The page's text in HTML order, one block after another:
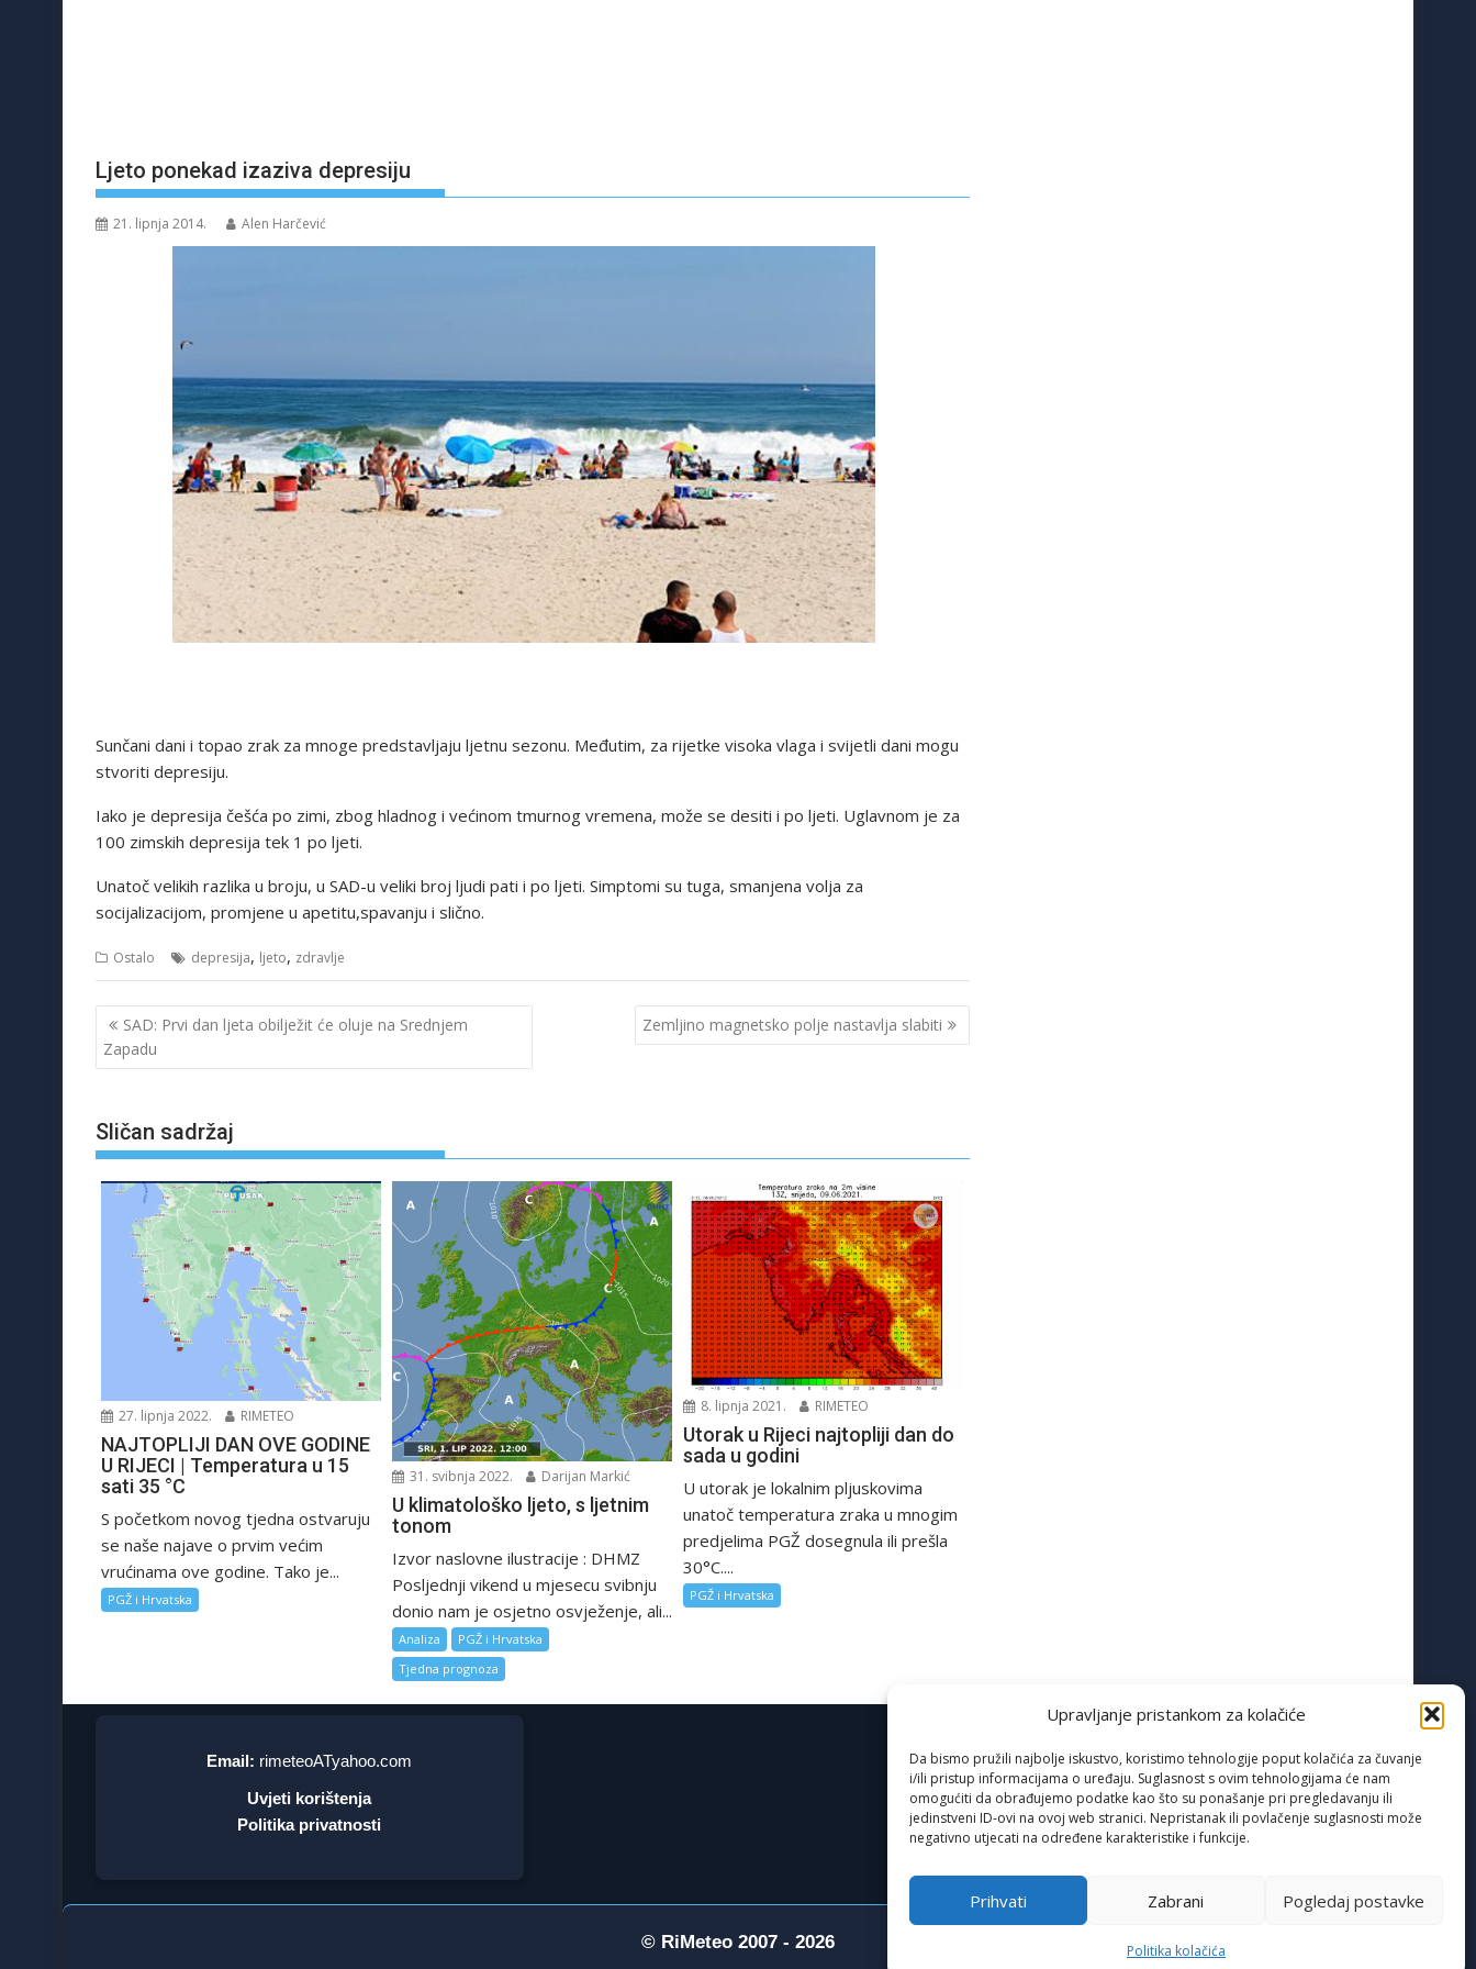
Upravljanje pristankom za kolačiće
Da bismo pružili najbolje iskustvo, koristimo tehnologije poput kolačića za čuvanje
i/ili pristup informacijama o uređaju. Suglasnost s ovim tehnologijama će nam
omogućiti da obrađujemo podatke kao što su ponašanje pri pregledavanju ili
jedinstveni ID-ovi na ovoj web stranici. Nepristanak ili povlačenje suglasnosti može
negativno utjecati na određene karakteristike i funkcije.
Prihvati Zabrani Pogledaj postavke
Politika kolačića
Ljeto ponekad izaziva depresiju
21. lipnja 2014. Alen Harčević
Sunčani dani i topao zrak za mnoge predstavljaju ljetnu sezonu. Međutim, za rijetke visoka vlaga i svijetli dani mogu
stvoriti depresiju.
Iako je depresija češća po zimi, zbog hladnog i većinom tmurnog vremena, može se desiti i po ljeti. Uglavnom je za
100 zimskih depresija tek 1 po ljeti.
Unatoč velikih razlika u broju, u SAD-u veliki broj ljudi pati i po ljeti. Simptomi su tuga, smanjena volja za
socijalizacijom, promjene u apetitu,spavanju i slično.
Ostalo depresija, ljeto, zdravlje
Navigacija
objava
SAD: Prvi dan ljeta obilježit će oluje na Srednjem
Zapadu
Zemljino magnetsko polje nastavlja slabiti
Sličan sadržaj
27. lipnja 2022. RIMETEO
NAJTOPLIJI DAN OVE GODINE
U RIJECI | Temperatura u 15
sati 35 °C
S početkom novog tjedna ostvaruju
se naše najave o prvim većim
vrućinama ove godine. Tako je...
PGŽ i Hrvatska
31. svibnja 2022. Darijan Markić
U klimatološko ljeto, s ljetnim
tonom
Izvor naslovne ilustracije : DHMZ
Posljednji vikend u mjesecu svibnju
donio nam je osjetno osvježenje, ali...
Analiza
PGŽ i Hrvatska
Tjedna prognoza
8. lipnja 2021. RIMETEO
Utorak u Rijeci najtopliji dan do
sada u godini
U utorak je lokalnim pljuskovima
unatoč temperatura zraka u mnogim
predjelima PGŽ dosegnula ili prešla
30°C....
PGŽ i Hrvatska
Email: rimeteoATyahoo.com
Uvjeti korištenja
Politika privatnosti
© RiMeteo 2007 - 2026